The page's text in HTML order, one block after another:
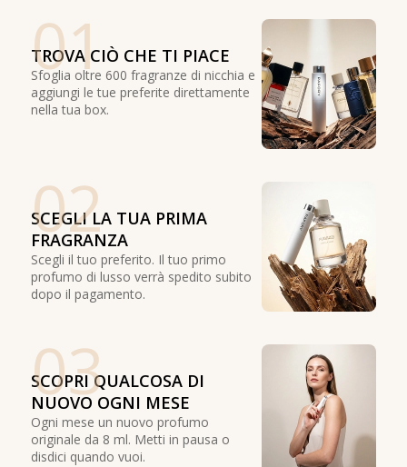
01
TROVA CIÒ CHE TI PIACE
Sfoglia oltre 600 fragranze di nicchia e
aggiungi le tue preferite direttamente
nella tua box.
02
SCEGLI LA TUA PRIMA
FRAGRANZA
Scegli il tuo preferito. Il tuo primo
profumo di lusso verrà spedito subito
dopo il pagamento.
03
SCOPRI QUALCOSA DI
NUOVO OGNI MESE
Ogni mese un nuovo profumo
originale da 8 ml. Metti in pausa o
disdici quando vuoi.